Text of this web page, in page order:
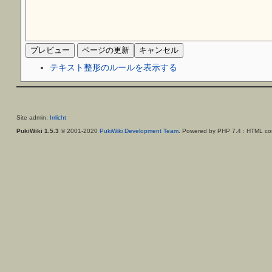
テキスト整形のルールを表示する
Site admin: Irrlicht
PukiWiki 1.5.3 © 2001-2020 PukiWiki Development Team. Powered by PHP 7.4 : HTML